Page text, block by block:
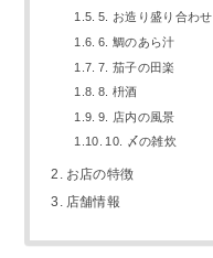
5. お造り盛り合わせ
6. 鯛のあら汁
7. 茄子の田楽
8. 枡酒
9. 店内の風景
10. 〆の雑炊
お店の特徴
店舗情報